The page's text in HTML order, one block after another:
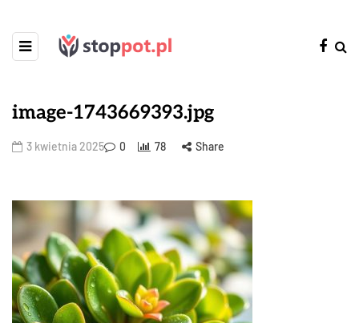
image-1743669393.jpg
3 kwietnia 2025 0 78 Share